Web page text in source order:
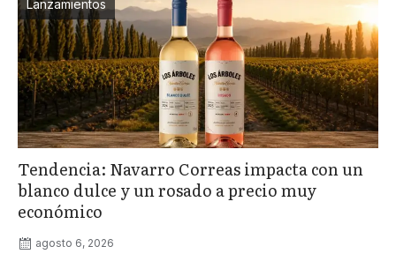
Lanzamientos
Tendencia: Navarro Correas impacta con un
blanco dulce y un rosado a precio muy
económico
agosto 6, 2026